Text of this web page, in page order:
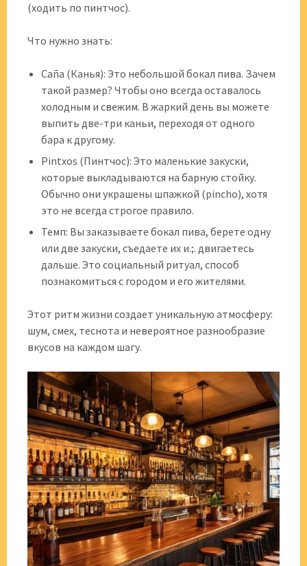
(ходить по пинтчос).
Что нужно знать:
Caña (Канья): Это небольшой бокал пива. Зачем
такой размер? Чтобы оно всегда оставалось
холодным и свежим. В жаркий день вы можете
выпить две-три каньи, переходя от одного
бара к другому.
Pintxos (Пинтчос): Это маленькие закуски,
которые выкладываются на барную стойку.
Обычно они украшены шпажкой (pincho), хотя
это не всегда строгое правило.
Темп: Вы заказываете бокал пива, берете одну
или две закуски, съедаете их и.;. двигаетесь
дальше. Это социальный ритуал, способ
познакомиться с городом и его жителями.
Этот ритм жизни создает уникальную атмосферу:
шум, смех, теснота и невероятное разнообразие
вкусов на каждом шагу.